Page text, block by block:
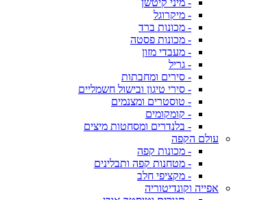
- מיני קיטשן
- מיקרוגל
- מכונות ברד
- מכונות פסטה
- מעבדי מזון
- גריל
- סירים ומחבתות
- סירי טיגון ובישול חשמליים
- טוסטרים ומצנמים
- קומקומים
- בלנדרים ומסחטות מיצים
עולם הקפה
- מכונות קפה
- מטחנות קפה ותבלינים
- מקציפי חלב
אפייה וקונדיטוריה